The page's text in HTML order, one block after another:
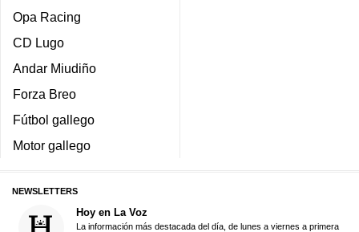
Opa Racing
CD Lugo
Andar Miudiño
Forza Breo
Fútbol gallego
Motor gallego
NEWSLETTERS
Hoy en La Voz
La información más destacada del día, de lunes a viernes a primera